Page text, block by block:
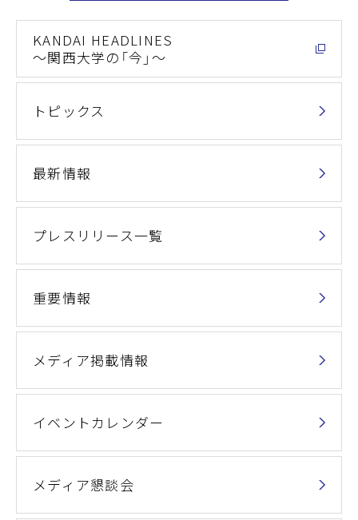
KANDAI HEADLINES
～関西大学の「今」～
トピックス
最新情報
プレスリリース一覧
重要情報
メディア掲載情報
イベントカレンダー
メディア懇談会